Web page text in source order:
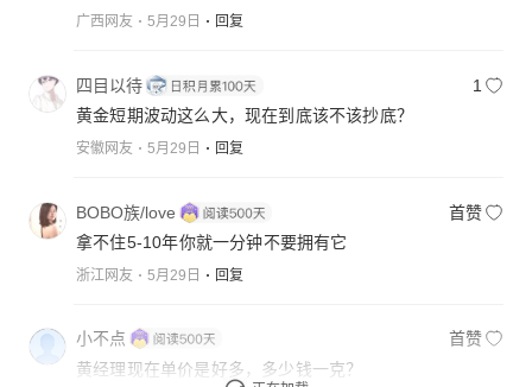
广西网友 5月29日 回复
四目以待
1
黄金短期波动这么大，现在到底该不该抄底？
安徽网友 5月29日 回复
BOBO族/love
首赞
拿不住5-10年你就一分钟不要拥有它
浙江网友 5月29日 回复
小不点
首赞
黄经理现在单价是好多，多少钱一克？